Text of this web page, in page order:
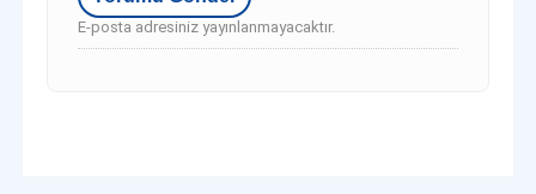
E-posta adresiniz yayınlanmayacaktır.